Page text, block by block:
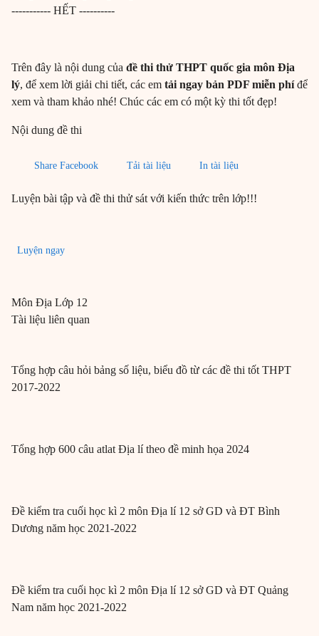
----------- HẾT ----------
Trên đây là nội dung của đề thi thử THPT quốc gia môn Địa
lý, để xem lời giải chi tiết, các em tải ngay bản PDF miễn phíđể
xem và tham khảo nhé! Chúc các em có một kỳ thi tốt đẹp!
Nội dung đề thi
Share Facebook Tải tài liệu In tài liệu
Luyện bài tập và đề thi thử sát với kiến thức trên lớp!!!
Luyện ngay
Môn Địa Lớp 12
Tài liệu liên quan
Tổng hợp câu hỏi bảng số liệu, biểu đồ từ các đề thi tốt THPT
2017-2022
Tổng hợp 600 câu atlat Địa lí theo đề minh họa 2024
Đề kiểm tra cuối học kì 2 môn Địa lí 12 sở GD và ĐT Bình
Dương năm học 2021-2022
Đề kiểm tra cuối học kì 2 môn Địa lí 12 sở GD và ĐT Quảng
Nam năm học 2021-2022